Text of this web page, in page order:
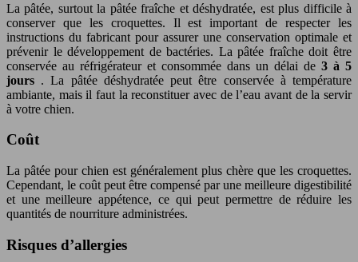
La pâtée, surtout la pâtée fraîche et déshydratée, est plus difficile à
conserver que les croquettes. Il est important de respecter les
instructions du fabricant pour assurer une conservation optimale et
prévenir le développement de bactéries. La pâtée fraîche doit être
conservée au réfrigérateur et consommée dans un délai de 3 à 5
jours . La pâtée déshydratée peut être conservée à température
ambiante, mais il faut la reconstituer avec de l’eau avant de la servir
à votre chien.
Coût
La pâtée pour chien est généralement plus chère que les croquettes.
Cependant, le coût peut être compensé par une meilleure digestibilité
et une meilleure appétence, ce qui peut permettre de réduire les
quantités de nourriture administrées.
Risques d’allergies